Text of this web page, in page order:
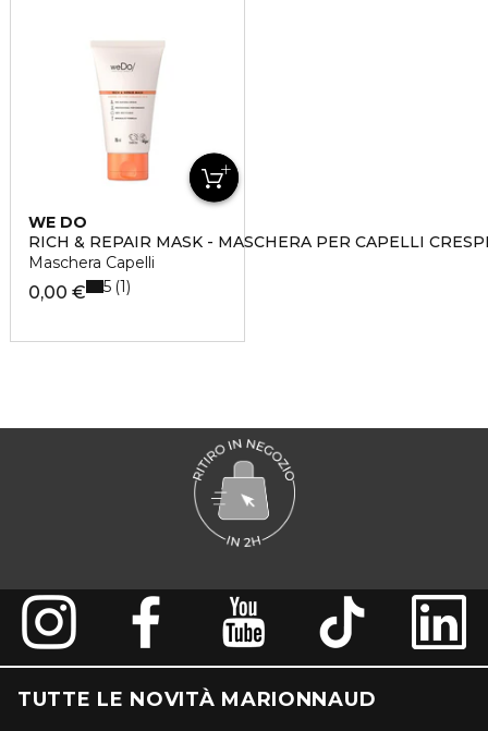
WE DO
RICH & REPAIR MASK - MASCHERA PER CAPELLI
Maschera Capelli
0,00 € 5 1
TUTTE LE NOVITÀ MARIONNAUD